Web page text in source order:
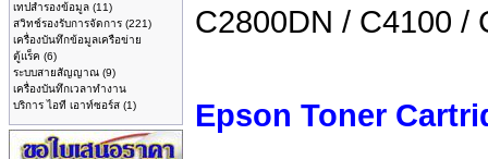
เทปสำรองข้อมูล (11)
สวิทช์รองรับการจัดการ (221)
เครื่องบันทึกข้อมูลเครือข่าย
ตู้แร็ค (6)
ระบบสายสัญญาณ (9)
เครื่องบันทึกเวลาทำงาน
บริการ ไอที เอาท์ซอร์ส (1)
C2800DN / C4100 /
Epson Toner